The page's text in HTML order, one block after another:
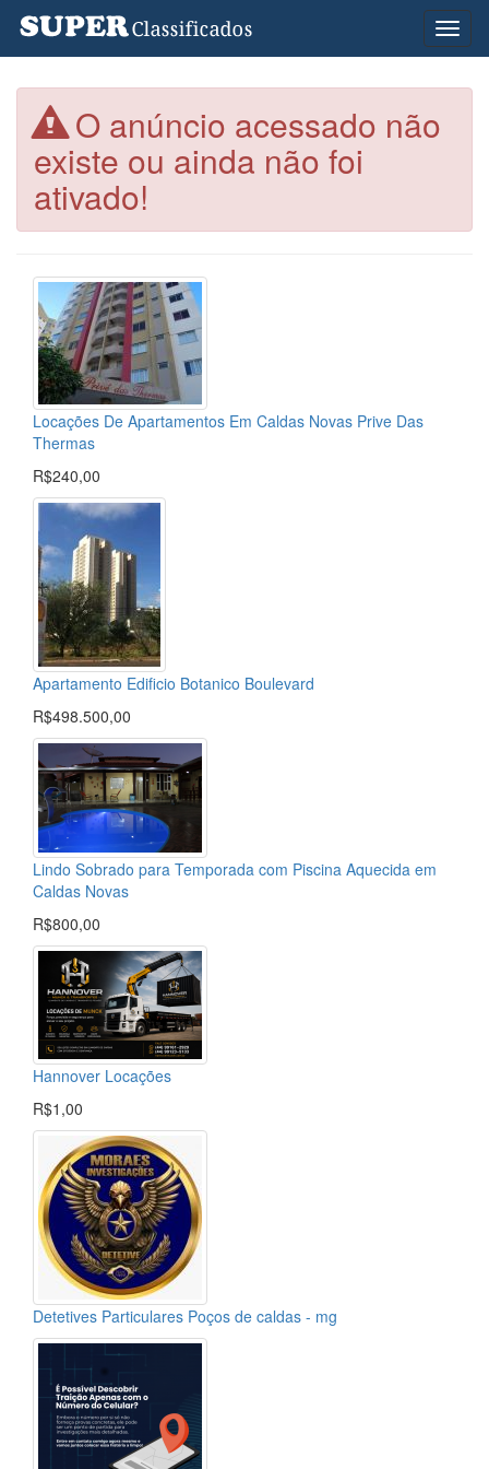
O anúncio acessado não
existe ou ainda não foi
ativado!
Locações De Apartamentos Em Caldas Novas Prive Das
Thermas
R$240,00
Apartamento Edificio Botanico Boulevard
R$498.500,00
Lindo Sobrado para Temporada com Piscina Aquecida em
Caldas Novas
R$800,00
Hannover Locações
R$1,00
Detetives Particulares Poços de caldas - mg